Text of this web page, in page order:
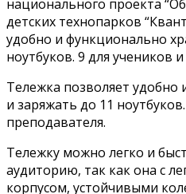
национального проекта
детских технопарков
удобно и функционально
ноутбуков. 9 для учеников
Тележка позволяет
и заряжать до 11
преподавателя.
Тележку можно легко и
аудиторию, так как она с
корпусом, устойчивыми